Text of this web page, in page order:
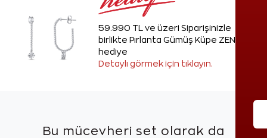
59.990 TL ve üzeri Siparişinizle
birlikte Pırlanta Gümüş Küpe ZEN'den
hediye
Detaylı görmek için tıklayın.
Bu mücevheri set olarak da